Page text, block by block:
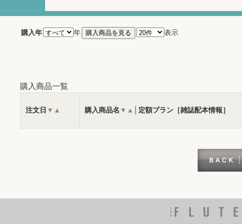
購入年 年 表示
購入商品一覧
注文日 ▼ ▲ 購入商品名 ▼ ▲ │定額プラン［雑誌配本情報］